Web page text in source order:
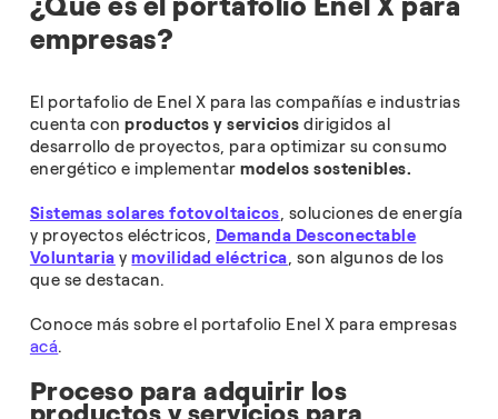
empresas?
El portafolio de Enel X para las compañías e industrias
cuenta conproductos y servicios dirigidos al
desarrollo de proyectos, para optimizar su consumo
energético e implementarmodelos sostenibles.
Sistemas solares fotovoltaicos, soluciones de energía
y proyectos eléctricos, Demanda Desconectable
Voluntaria ymovilidad eléctrica, son algunos de los
que se destacan.
Conoce más sobre el portafolio Enel X para empresas
acá.
Proceso para adquirir los